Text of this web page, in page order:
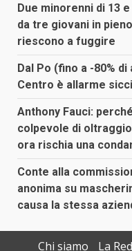
Due minorenni di 13
da tre giovani in
riescono a fuggire
Dal Po (fino a -80%
Centro è allarme
Anthony Fauci:
colpevole di
ora rischia una
Conte alla
anonima su
causa la stessa
Chi siamo La